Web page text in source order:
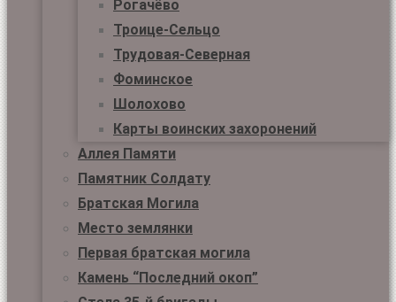
Рогачёво
Троице-Сельцо
Трудовая-Северная
Фоминское
Шолохово
Карты воинских захоронений
Аллея Памяти
Памятник Солдату
Братская Могила
Место землянки
Первая братская могила
Камень “Последний окоп”